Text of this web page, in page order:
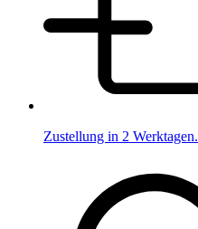
Zustellung in 2 Werktagen.